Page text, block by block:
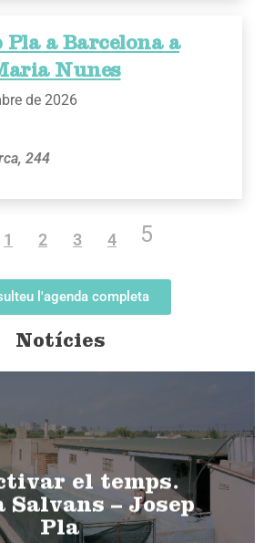
Pla a Barcelona a
Nunes
de 2026
244
1 2 3 4 5
l'agenda completa
Notícies
el temps.
Salvans – Josep
Pla